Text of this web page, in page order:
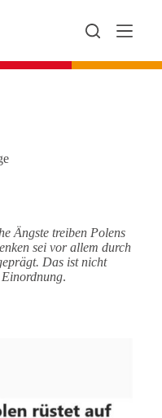
Ängste treiben Polens
sei vor allem durch
Das ist nicht
.